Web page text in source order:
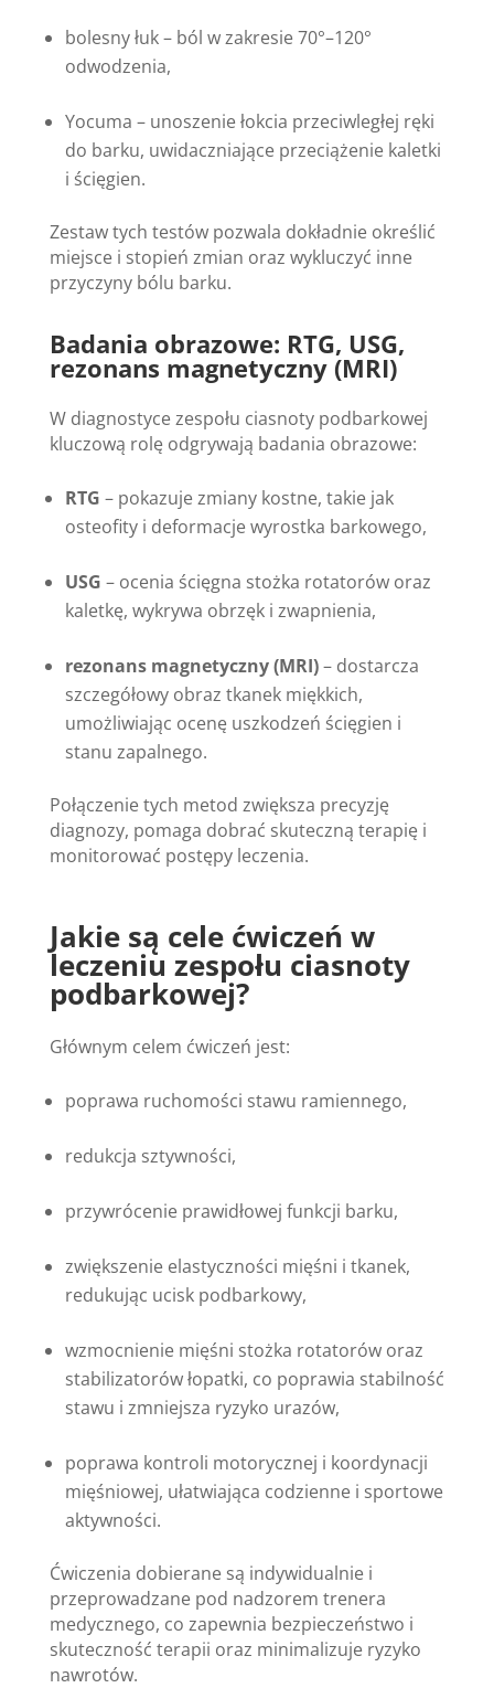
bolesny łuk – ból w zakresie 70°–120°
odwodzenia,
Yocuma – unoszenie łokcia przeciwległej ręki
do barku, uwidaczniające przeciążenie kaletki
i ścięgien.
Zestaw tych testów pozwala dokładnie określić
miejsce i stopień zmian oraz wykluczyć inne
przyczyny bólu barku.
Badania obrazowe: RTG, USG,
rezonans magnetyczny (MRI)
W diagnostyce zespołu ciasnoty podbarkowej
kluczową rolę odgrywają badania obrazowe:
RTG – pokazuje zmiany kostne, takie jak
osteofity i deformacje wyrostka barkowego,
USG – ocenia ścięgna stożka rotatorów oraz
kaletkę, wykrywa obrzęk i zwapnienia,
rezonans magnetyczny (MRI)– dostarcza
szczegółowy obraz tkanek miękkich,
umożliwiając ocenę uszkodzeń ścięgien i
stanu zapalnego.
Połączenie tych metod zwiększa precyzję
diagnozy, pomaga dobrać skuteczną terapię i
monitorować postępy leczenia.
Jakie są cele ćwiczeń w
leczeniu zespołu ciasnoty
podbarkowej?
Głównym celem ćwiczeń jest:
poprawa ruchomości stawu ramiennego,
redukcja sztywności,
przywrócenie prawidłowej funkcji barku,
zwiększenie elastyczności mięśni i tkanek,
redukując ucisk podbarkowy,
wzmocnienie mięśni stożka rotatorów oraz
stabilizatorów łopatki, co poprawia stabilność
stawu i zmniejsza ryzyko urazów,
poprawa kontroli motorycznej i koordynacji
mięśniowej, ułatwiająca codzienne i sportowe
aktywności.
Ćwiczenia dobierane są indywidualnie i
przeprowadzane pod nadzorem trenera
medycznego, co zapewnia bezpieczeństwo i
skuteczność terapii oraz minimalizuje ryzyko
nawrotów.